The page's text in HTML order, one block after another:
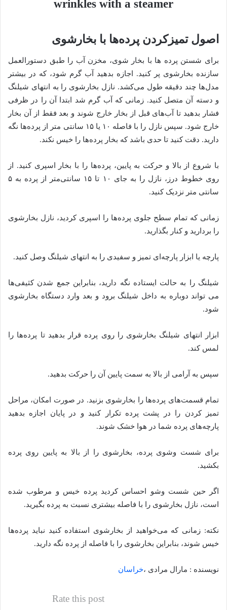
اصول تمیزکردن پرده‌ها با بخارشوی
برای شستن پرده ها با بخار شوی، مخزن آب را طبق دستورالعمل
سازنده بخارشوی پر کنید. اجازه بدهید آب گرم شود، که در بیشتر
مدل‌ها چند دقیقه طول می‌کشد. نازل بخارشوی را به انتهای شیلنگ
و دسته آن متصل کنید. زمانی که آب گرم شد ابتدا آن را در ظرفی
فشار بدهید تا آب‌های قبل از بخار خارج شوند و بعد فقط از آن بخار
خارج شود. سپس نازل را با فاصله ۱۰‌ یا ۱۵ سانتی متر از پرده‌ها نگه
دارید. دقت کنید تا حدی باشد که بخار پرده‌ها را خیس نکند.
با شروع از بالا و حرکت به پایین، پرده‌ها را با بخار اسپری کنید. از
روی خطوط درز، نازل را به جای ۱۰ تا ۱۵ سانتی‌متر از پرده به ۵
سانتی متر نزدیک کنید.
زمانی که تمام سطح جلوی پرده‌ها را اسپری کردید، نازل بخارشوی
را بردارید و کنار بگذارید.
پارچه یا ابزار پارچه‌ای تمیز و سفیدی را به انتهای شیلنگ وصل کنید.
شیلنگ را به حالت ایستاده نگه دارید، بنابراین جمع شدن کثیفی‌ها
می تواند دوباره به داخل شیلنگ برود و بعد وارد دستگاه بخارشوی
شود.
ابزار انتهای شیلنگ بخارشوی را روی پرده قرار بدهید تا پرده‌ها را
لمس کند.
سپس به آرامی از بالا به سمت پایین آن را حرکت بدهید.
تمام قسمت‌های پرده‌ها را بخارشوی بزنید. در صورت امکان، مراحل
تمیز کردن را در پشت پرده تکرار کنید و در پایان اجازه بدهید
پارچه‌های پرده شما در هوا خشک شوند.
برای شست وشوی پرده، بخارشوی را از بالا به پایین روی پرده
بکشید.
اگر حین شست وشو احساس کردید پرده خیس و مرطوب شده
است، نازل بخارشوی را با فاصله بیشتری نسبت به پرده بگیرید.
نکته: زمانی که می‌خواهید از بخارشوی استفاده کنید نباید پرده‌ها
خیس شوند، بنابراین بخارشوی را با فاصله از پرده نگه دارید.
نویسنده : مارال مرادی ،خراسان
Rate this post